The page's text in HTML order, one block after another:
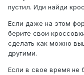
пустил. Иди найди
Если даже на этом
берите свои
сделать как можно
другими.
Если в свое время не